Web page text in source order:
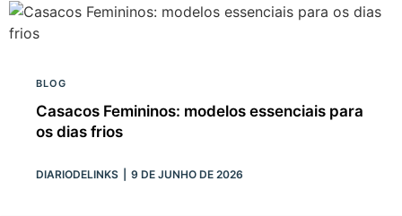
BLOG
Casacos Femininos: modelos essenciais para
os dias frios
DIARIODELINKS 9 DE JUNHO DE 2026